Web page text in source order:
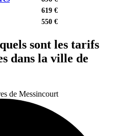
619 €
550 €
sont les tarifs
dans la ville de
de Messincourt